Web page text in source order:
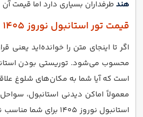
هندطرفداران بسیاری دارد اما قیمت
قیمت تور استانبول نوروز 1405
اگر تا اینجای متن را خوانده‌اید
محسوب می‌شود. توریستی بودن
است که آیا شما به مکان‌های شلوغ علاقه دارید یا نه. ما
معمولاً اماکن دیدنی استانبول،